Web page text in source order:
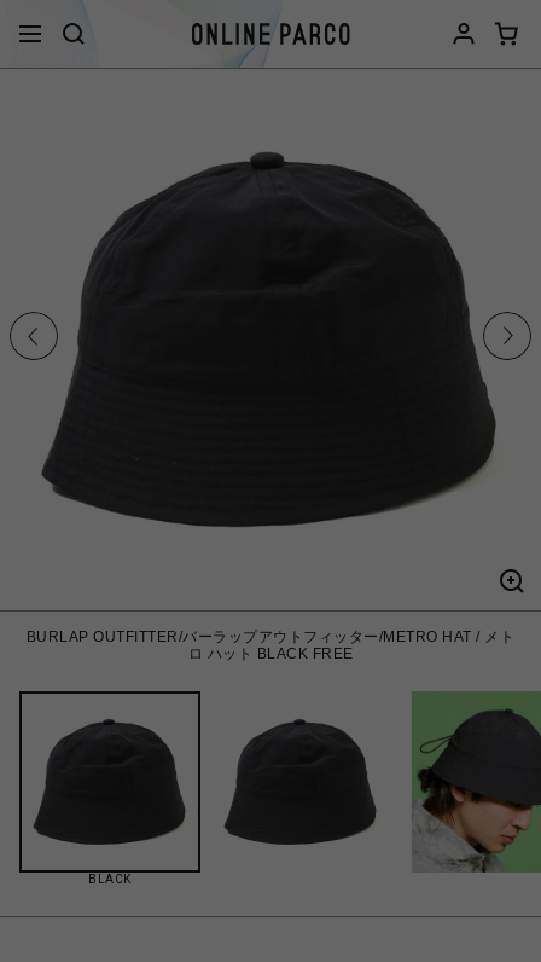
BURLAP OUTFITTER/バーラップアウトフィッター/METRO HAT / メト
ロ ハット BLACK FREE
BLACK